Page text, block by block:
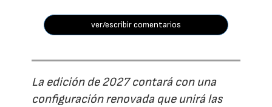
ver/escribir comentarios
La edición de 2027 contará con una
configuración renovada que unirá las